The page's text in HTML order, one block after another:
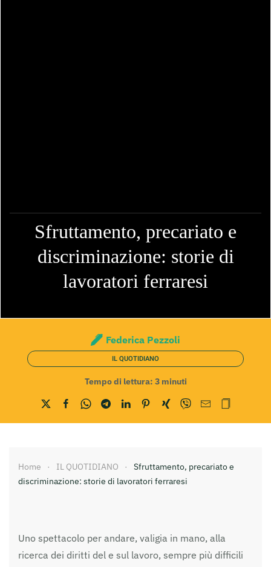
Sfruttamento, precariato e
discriminazione: storie di
lavoratori ferraresi
Federica Pezzoli
IL QUOTIDIANO
Tempo di lettura: 3 minuti
Home IL QUOTIDIANO
Sfruttamento, precariato e
discriminazione: storie di lavoratori ferraresi
Uno spettacolo per andare, valigia in mano, alla
ricerca dei diritti del e sul lavoro, sempre più difficili